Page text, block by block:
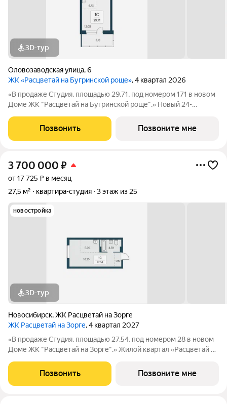
3D-тур
Оловозаводская улица,6
ЖК «Расцветай на Бугринской роще», 4 квартал 2026
«В продаже Студия, площадью 29.71, под номером 171 в новом
Доме ЖК "Расцветай на Бугринской роще".» Новый 24-
микрорайоне Бугринская роща на ул. Оловозаводской.
Вдохновляющие виды открываются на
Позвонить Позвоните мне
3 700 000 ₽
от 17 725 ₽ в месяц
27,5 м²
квартира-студия 3 этаж из 25
новостройка
3D-тур
Новосибирск,ЖК Расцветай на Зорге
ЖК Расцветай на Зорге, 4 квартал 2027
«В продаже Студия, площадью 27.54, под номером 28 в новом
Доме ЖК "Расцветай на Зорге".» Жилой квартал «Расцветай на
района, на ул. Зорге. Квартал объединит 11 домов на
просторной территории 5
Позвонить Позвоните мне